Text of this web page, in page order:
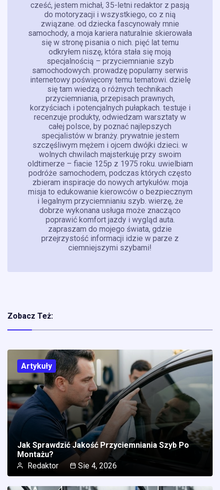
cześć, jestem michał, 35-letni redaktor z pasją
do motoryzacji i wszystkiego, co z nią
związane. od dziecka fascynowały mnie
samochody, a moja kariera naturalnie skierowała
się w stronę pisania o nich. pięć lat temu
odkryłem niszę, która stała się moją
specjalnością – przyciemnianie szyb
samochodowych. prowadzę popularny serwis
internetowy poświęcony temu tematowi. dzielę
się tam wiedzą o różnych technikach
przyciemniania, przepisach prawnych,
korzyściach i potencjalnych pułapkach. testuje i
recenzuje produkty, odwiedzam warsztaty w
całej polsce, by poznać najlepszych
specjalistów w branży. prywatnie jestem
szczęśliwym mężem i ojcem dwójki dzieci. w
wolnych chwilach majsterkuję przy swoim
oldtimerze – fiacie 125p z 1975 roku. uwielbiam
podróże samochodem, podczas których często
zbieram inspiracje do nowych artykułów. moja
misja to edukowanie kierowców o bezpiecznym
i legalnym przyciemnianiu szyb. wierzę, że
dobrze wykonana usługa może znacząco
poprawić komfort jazdy i wygląd auta.
zapraszam do mojego świata, gdzie
przejrzystość informacji idzie w parze z
ciemniejszymi szybami!
Zobacz Też:
Artykuły
Jak Sprawdzić Jakość Przyciemniania Szyb Po
Montażu?
Redaktor
Sie 4, 2026